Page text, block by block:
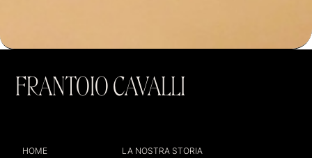
FRANTOIO CAVALLI
HOME LA NOSTRA STORIA